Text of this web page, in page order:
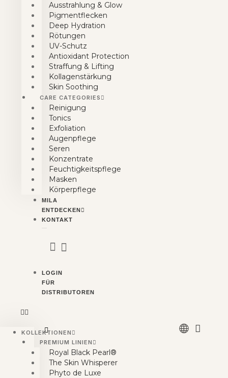
Ausstrahlung & Glow
Pigmentflecken
Deep Hydration
Rötungen
UV-Schutz
Antioxidant Protection
Straffung & Lifting
Kollagenstärkung
Skin Soothing
CARE CATEGORIES
Reinigung
Tonics
Exfoliation
Augenpflege
Seren
Konzentrate
Feuchtigkeitspflege
Masken
Körperpflege
MILA
ENTDECKEN
KONTAKT
LOGIN
FÜR
DISTRIBUTOREN
KOLLEKTIONEN
PREMIUM LINIEN
Royal Black Pearl®
The Skin Whisperer
Phyto de Luxe